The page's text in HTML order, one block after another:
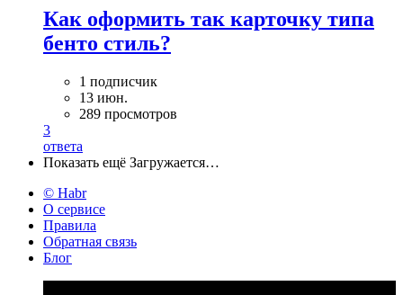
Как оформить так карточку типа
бенто стиль?
1 подписчик
13 июн.
289 просмотров
3
ответа
Показать ещё Загружается…
© Habr
О сервисе
Правила
Обратная связь
Блог